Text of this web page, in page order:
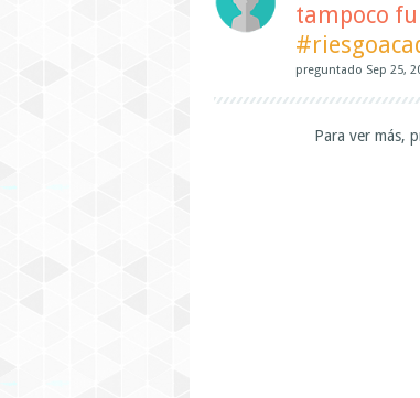
tampoco
preguntado Sep 25,
Para ver más,